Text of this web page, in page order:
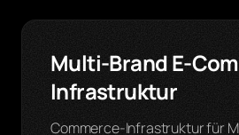
Multi-Brand E-
Infrastruktur
Commerce-Infrastruktur für